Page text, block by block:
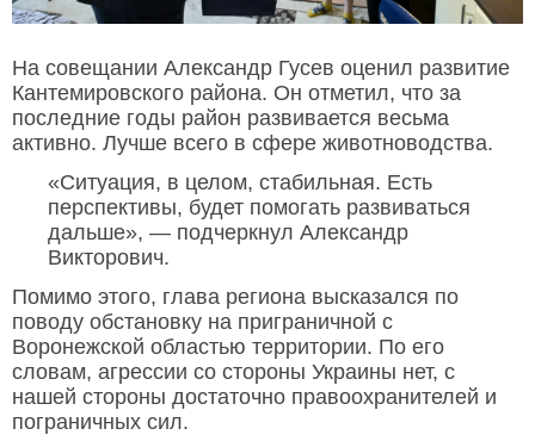
На совещании Александр Гусев оценил развитие
Кантемировского района. Он отметил, что за
последние годы район развивается весьма
активно. Лучше всего в сфере животноводства.
«Ситуация, в целом, стабильная. Есть
перспективы, будет помогать развиваться
дальше», — подчеркнул Александр
Викторович.
Помимо этого, глава региона высказался по
поводу обстановку на приграничной с
Воронежской областью территории. По его
словам, агрессии со стороны Украины нет, с
нашей стороны достаточно правоохранителей и
пограничных сил.